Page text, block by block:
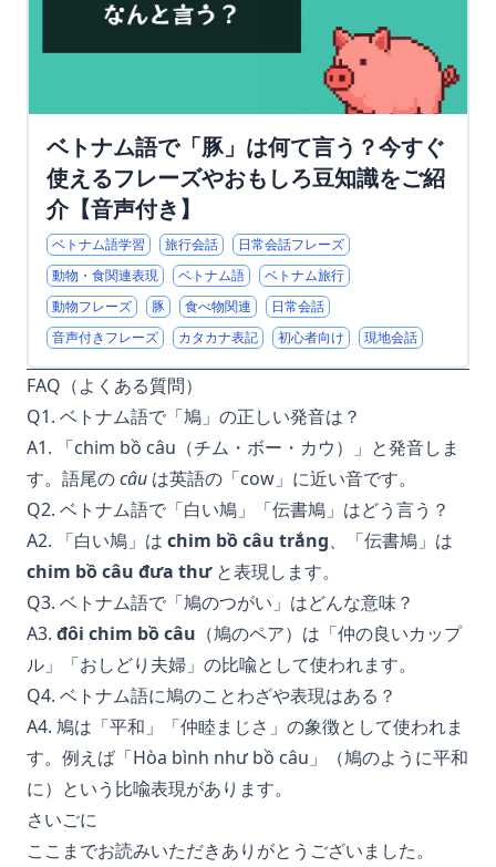
ベトナム語で「豚」は何て言う？今すぐ
使えるフレーズやおもしろ豆知識をご紹
介【音声付き】
ベトナム語学習 旅行会話
日常会話フレーズ
動物・食関連表現
ベトナム語
ベトナム旅行
動物フレーズ
豚 食べ物関連
日常会話
音声付きフレーズ
カタカナ表記 初心者向け 現地会話
FAQ（よくある質問）
Q1. ベトナム語で「鳩」の正しい発音は？
A1. 「chim bồ câu（チム・ボー・カウ）」と発音しま
す。語尾のcâu は英語の「cow」に近い音です。
Q2. ベトナム語で「白い鳩」「伝書鳩」はどう言う？
A2. 「白い鳩」は chim bồ câu trắng、「伝書鳩」は
chim bồ câu đưa thưと表現します。
Q3. ベトナム語で「鳩のつがい」はどんな意味？
A3. đôi chim bồ câu （鳩のペア）は「仲の良いカップ
ル」「おしどり夫婦」の比喩として使われます。
Q4. ベトナム語に鳩のことわざや表現はある？
A4. 鳩は「平和」「仲睦まじさ」の象徴として使われま
す。例えば「Hòa bình như bồ câu」（鳩のように平和
に）という比喩表現があります。
さいごに
ここまでお読みいただきありがとうございました。